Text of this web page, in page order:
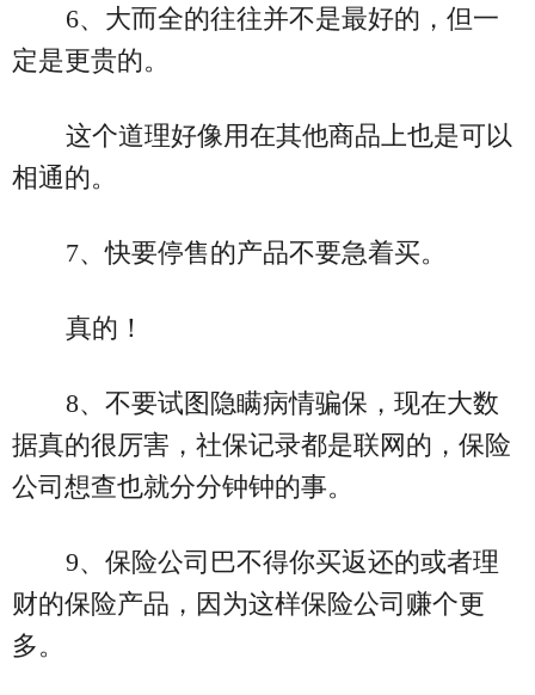
6、大而全的往往并不是最好的，但一
定是更贵的。
这个道理好像用在其他商品上也是可以
相通的。
7、快要停售的产品不要急着买。
真的！
8、不要试图隐瞒病情骗保，现在大数
据真的很厉害，社保记录都是联网的，保险
公司想查也就分分钟钟的事。
9、保险公司巴不得你买返还的或者理
财的保险产品，因为这样保险公司赚个更
多。